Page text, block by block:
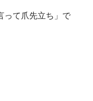
って爪先立ち」で